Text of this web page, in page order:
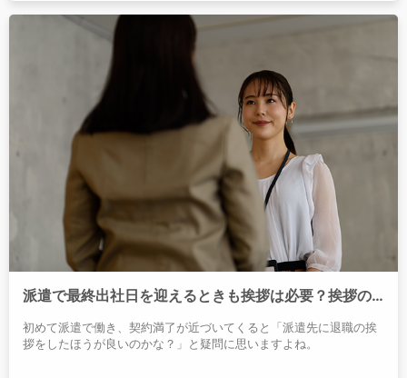
派遣で最終出社日を迎えるときも挨拶は必要？挨拶の方法やタイミングは？
初めて派遣で働き、契約満了が近づいてくると「派遣先に退職の挨
拶をしたほうが良いのかな？」と疑問に思いますよね。